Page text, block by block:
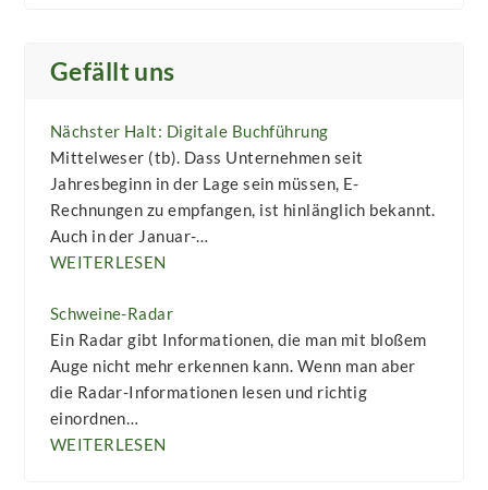
Gefällt uns
Nächster Halt: Digitale Buchführung
Mittelweser (tb). Dass Unternehmen seit
Jahresbeginn in der Lage sein müssen, E-
Rechnungen zu empfangen, ist hinlänglich bekannt.
Auch in der Januar-…
WEITERLESEN
Schweine-Radar
Ein Radar gibt Informationen, die man mit bloßem
Auge nicht mehr erkennen kann. Wenn man aber
die Radar-Informationen lesen und richtig
einordnen…
WEITERLESEN